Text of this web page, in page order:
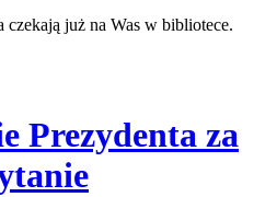
już na Was w bibliotece.
Prezydenta za